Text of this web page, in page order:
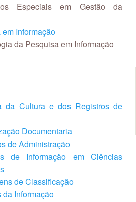
Especiais em Gestão da
Informação
da Pesquisa em Informação
da Cultura e dos Registros de
Documentaria
de Administração
de Informação em Ciências
de Classificação
Informação